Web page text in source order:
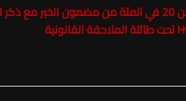
حفاظاً على حقوق الملكية الفكرية يرجى عدم نسخ ما يزيد عن 20 في المئة من